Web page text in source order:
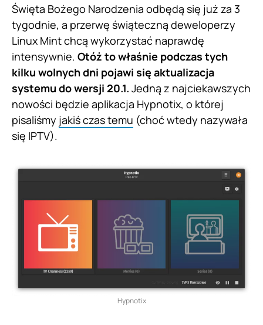
Święta Bożego Narodzenia odbędą się już za 3
tygodnie, a przerwę świąteczną deweloperzy
Linux Mint chcą wykorzystać naprawdę
intensywnie. Otóż to właśnie podczas tych
kilku wolnych dni pojawi się aktualizacja
systemu do wersji 20.1. Jedną z najciekawszych
nowości będzie aplikacja Hypnotix, o której
pisaliśmy jakiś czas temu (choć wtedy nazywała
się IPTV).
Hypnotix